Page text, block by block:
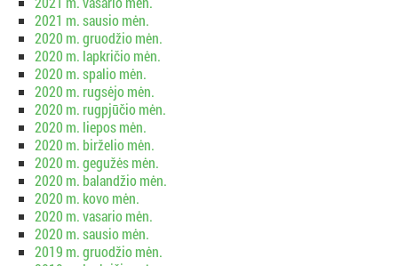
2021 m. sausio mėn.
2020 m. gruodžio mėn.
2020 m. lapkričio mėn.
2020 m. spalio mėn.
2020 m. rugsėjo mėn.
2020 m. rugpjūčio mėn.
2020 m. liepos mėn.
2020 m. birželio mėn.
2020 m. gegužės mėn.
2020 m. balandžio mėn.
2020 m. kovo mėn.
2020 m. vasario mėn.
2020 m. sausio mėn.
2019 m. gruodžio mėn.